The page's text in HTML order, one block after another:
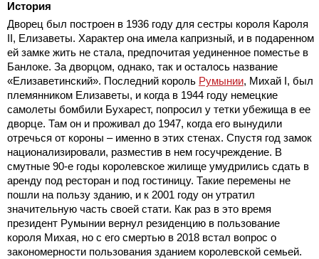
История
Дворец был построен в 1936 году для сестры короля Кароля
II, Елизаветы. Характер она имела капризный, и в подаренном
ей замке жить не стала, предпочитая уединенное поместье в
Банлоке. За дворцом, однако, так и осталось название
«Елизаветинский». Последний король Румынии, Михай I, был
племянником Елизаветы, и когда в 1944 году немецкие
самолеты бомбили Бухарест, попросил у тетки убежища в ее
дворце. Там он и проживал до 1947, когда его вынудили
отречься от короны – именно в этих стенах. Спустя год замок
национализировали, разместив в нем госучреждение. В
смутные 90-е годы королевское жилище умудрились сдать в
аренду под ресторан и под гостиницу. Такие перемены не
пошли на пользу зданию, и к 2001 году он утратил
значительную часть своей стати. Как раз в это время
президент Румынии вернул резиденцию в пользование
короля Михая, но с его смертью в 2018 встал вопрос о
закономерности пользования зданием королевской семьей.